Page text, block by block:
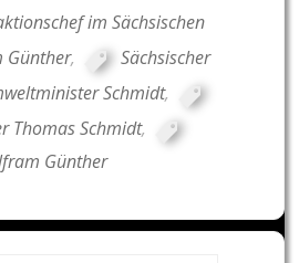
im Sächsischen
Günther,
Sächsischer
Schmidt,
Thomas Schmidt,
Günther